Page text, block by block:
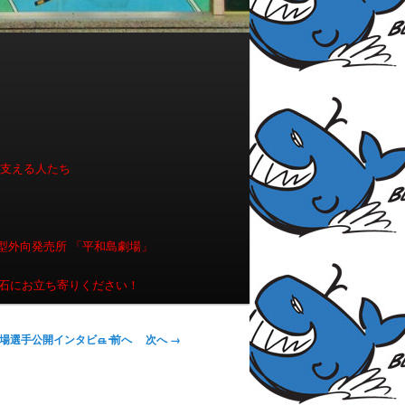
える人たち
外向発売所 「平和島劇場」
にお立ち寄りください！
画像ナビゲー
← 前へ 次へ →
選手公開インタビュー